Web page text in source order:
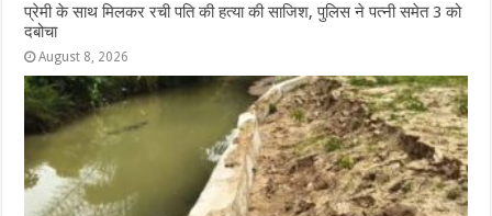
प्रेमी के साथ मिलकर रची पति की हत्या की साजिश, पुलिस ने पत्नी समेत 3 को
दबोचा
August 8, 2026